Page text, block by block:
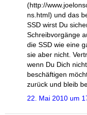
(http://
ns.html) und das
SSD wirst Du
Schreibvorgänge
die SSD wie eine
sie aber nicht.
wenn Du Dich
beschäftigen
zurück und bleib
22. Mai 2010 um